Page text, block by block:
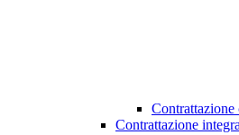
Contrattazione
Contrattazione